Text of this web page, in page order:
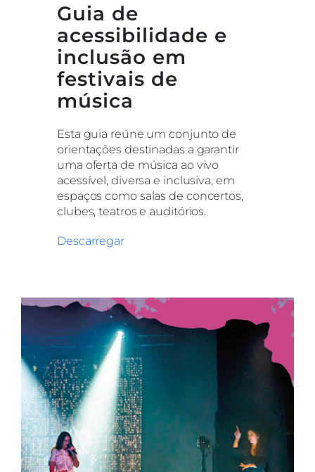
Guia de
acessibilidade e
inclusão em
festivais de
música
Esta guia reúne um conjunto de
orientações destinadas a garantir
uma oferta de música ao vivo
acessível, diversa e inclusiva, em
espaços como salas de concertos,
clubes, teatros e auditórios.
Descarregar